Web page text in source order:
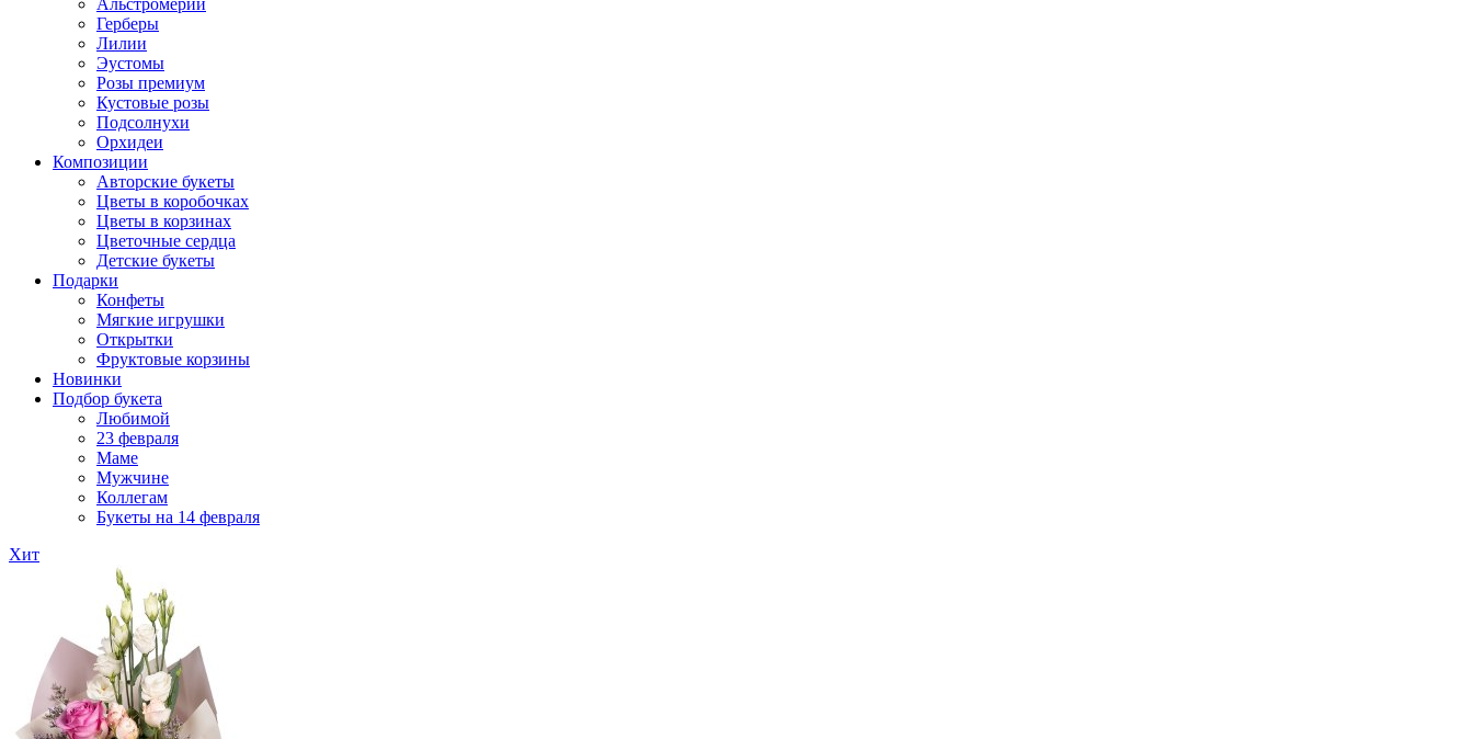
Альстромерии
Герберы
Лилии
Эустомы
Розы премиум
Кустовые розы
Подсолнухи
Орхидеи
Композиции
Авторские букеты
Цветы в коробочках
Цветы в корзинах
Цветочные сердца
Детские букеты
Подарки
Конфеты
Мягкие игрушки
Открытки
Фруктовые корзины
Новинки
Подбор букета
Любимой
23 февраля
Маме
Мужчине
Коллегам
Букеты на 14 февраля
Хит